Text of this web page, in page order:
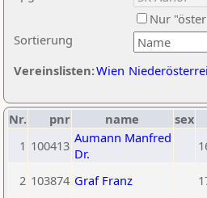
Sortierung
Nur
Vereinslisten:Wien
Nr. pnr name sex
1 100413 Aumann Manfred
Dr.
2 103874 Graf Franz